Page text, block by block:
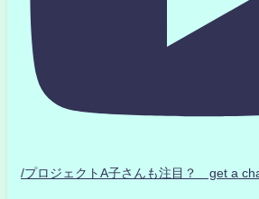
/プロジェクトA子さんも注目？ get a